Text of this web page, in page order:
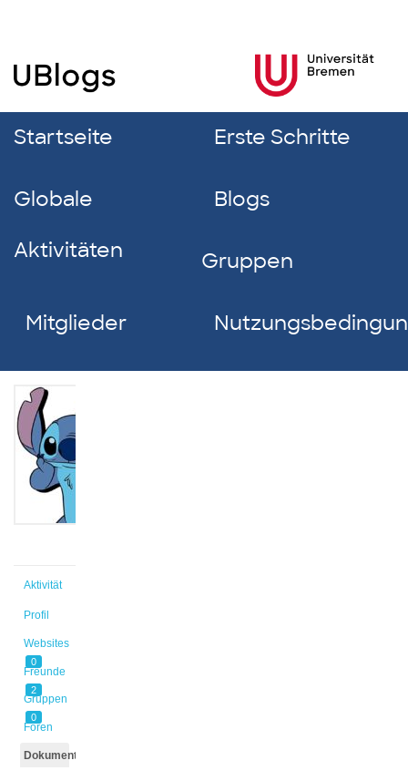
Startseite Erste Schritte
Globale
Aktivitäten
Blogs
Gruppen
Mitglieder
Aktivität
Profil
Websites
0
Freunde
2
Gruppen
0
Foren
Dokumente